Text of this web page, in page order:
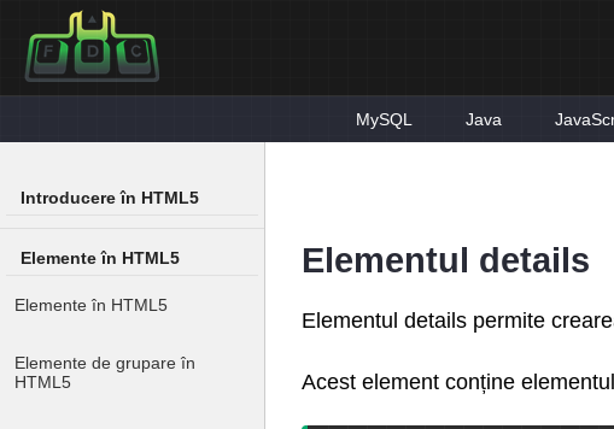
MySQL Java
Introducere în HTML5
Elemente în HTML5
Elemente în HTML5
Elemente de grupare în
HTML5
Elementul details
Elementul details permite
Acest element conține